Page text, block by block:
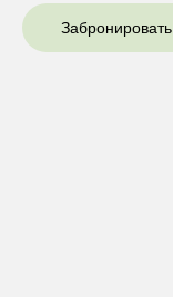
Забронировать